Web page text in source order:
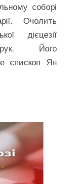
соборі
Очолить
дієцезії
Його
єпископ Ян